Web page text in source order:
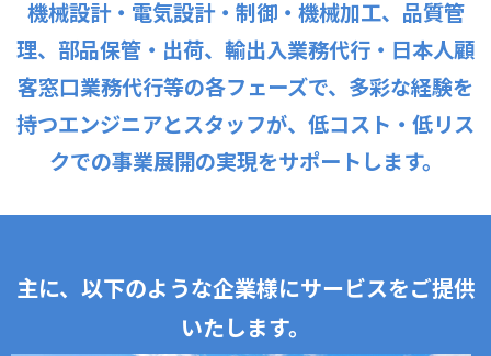
機械設計・電気設計・制御・機械加工、品質管
理、部品保管・出荷、 輸出入業務代行・日本人顧
客窓口業務代行等の各フェーズで、 多彩な経験を
持つエンジニアとスタッフが、 低コスト・低リス
クでの事業展開の実現をサポートします。
主に、以下のような企業様にサービスをご提供
いたします。